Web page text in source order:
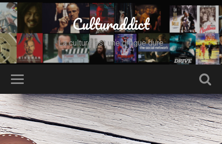
Culturaddict
La culture est une drogue dure